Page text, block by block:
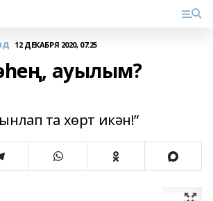
12 ДЕКАБРЯ 2020, 07:25
ауылым?
та хөрт икән!”